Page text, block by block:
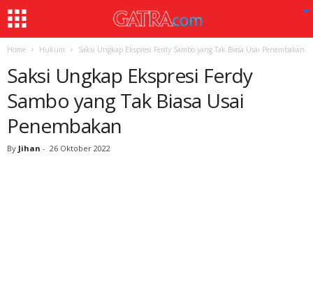
Home Hukum Saksi Ungkap Ekspresi Ferdy Sambo yang Tak Biasa Usai Penembakan
Saksi Ungkap Ekspresi Ferdy
Sambo yang Tak Biasa Usai
Penembakan
By Jihan - 26 Oktober 2022